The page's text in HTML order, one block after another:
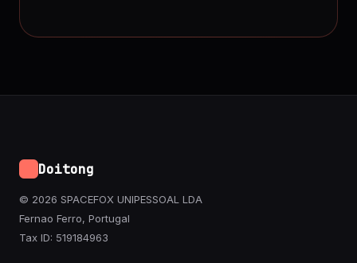
Doitong
© 2026 SPACEFOX UNIPESSOAL LDA
Fernao Ferro, Portugal
Tax ID: 519184963